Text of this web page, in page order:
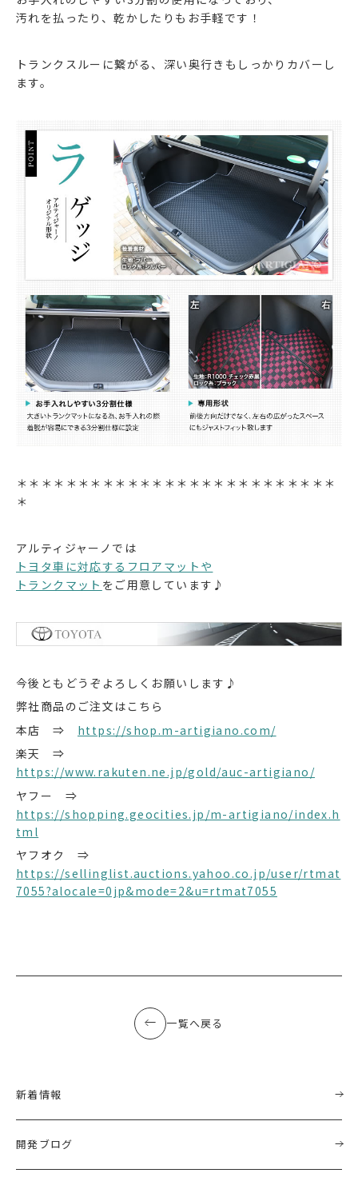
汚れを払ったり、乾かしたりもお手軽です！
トランクスルーに繋がる、深い奥行きもしっかりカバーし
ます。
＊＊＊＊＊＊＊＊＊＊＊＊＊＊＊＊＊＊＊＊＊＊＊＊＊＊
＊
アルティジャーノでは
トヨタ車に対応するフロアマットや
トランクマット をご用意しています♪
今後ともどうぞよろしくお願いします♪
弊社商品のご注文はこちら
本店 ⇒ https://shop.m-artigiano.com/
楽天 ⇒
https://www.rakuten.ne.jp/gold/auc-artigiano/
ヤフー ⇒
https://shopping.geocities.jp/m-artigiano/index.h
tml
ヤフオク ⇒
https://sellinglist.auctions.yahoo.co.jp/user/rtmat
7055?alocale=0jp&mode=2&u=rtmat7055
一覧へ戻る
新着情報
開発ブログ